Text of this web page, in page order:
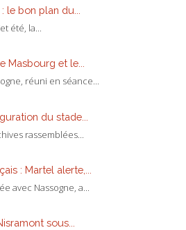
bon plan du...
été, la...
Masbourg et le...
réuni en séance...
du stade...
rassemblées...
: Martel alerte,...
avec Nassogne, a...
sous...